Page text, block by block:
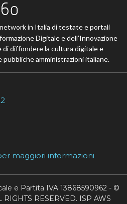
in Italia di testate e portali
Digitale e dell’Innovazione
di diffondere la cultura digitale e
amministrazioni italiane.
maggiori informazioni
e Partita IVA 13868590962 - ©
RESERVED. ISP AWS